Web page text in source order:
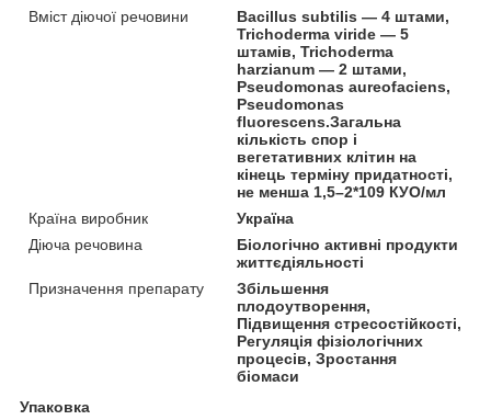
Вміст діючої речовини
Bacillus subtilis — 4 штами,
Trichoderma viride — 5
штамів, Trichoderma
harzianum — 2 штами,
Pseudomonas aureofaciens,
Pseudomonas
fluorescens.Загальна
кількість спор і
вегетативних клітин на
кінець терміну придатності,
не менша 1,5–2*109 КУО/мл
Країна виробник
Україна
Діюча речовина
Біологічно активні продукти
життєдіяльності
Призначення препарату
Збільшення
плодоутворення,
Підвищення стресостійкості,
Регуляція фізіологічних
процесів, Зростання
біомаси
Упаковка